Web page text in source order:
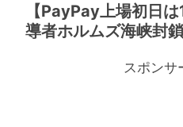
【PayPay上場初日
導者ホルムズ海峡封
スポンサ